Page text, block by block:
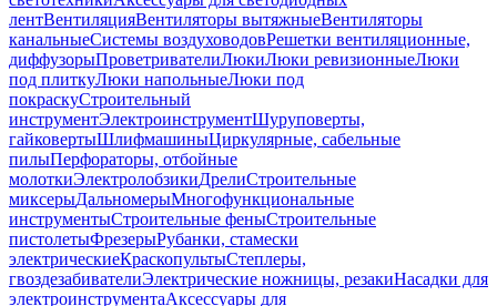
лентВентиляцияВентиляторы вытяжныеВентиляторы
канальныеСистемы воздуховодовРешетки вентиляционные,
диффузорыПроветривателиЛюкиЛюки ревизионныеЛюки
под плиткуЛюки напольныеЛюки под
покраскуСтроительный
инструментЭлектроинструментШуруповерты,
гайковертыШлифмашиныЦиркулярные, сабельные
пилыПерфораторы, отбойные
молоткиЭлектролобзикиДрелиСтроительные
миксерыДальномерыМногофункциональные
инструментыСтроительные феныСтроительные
пистолетыФрезерыРубанки, стамески
электрическиеКраскопультыСтеплеры,
гвоздезабивателиЭлектрические ножницы, резакиНасадки для
электроинструментаАксессуары для